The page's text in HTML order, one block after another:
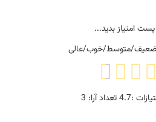
امتیاز بدید...
متوسط/خوب/عالی
:
4.7تعداد آرا: 3